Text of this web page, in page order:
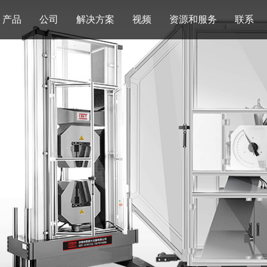
产品 公司 解决方案 视频 资源和服务 联系